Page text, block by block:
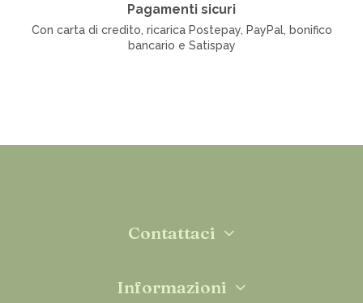
Pagamenti sicuri
Con carta di credito, ricarica Postepay, PayPal, bonifico
bancario e Satispay
Contattaci
Informazioni